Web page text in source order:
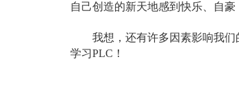
自己创造的新天地感到快乐、自
我想，还有许多因素影响我们
学习PLC！